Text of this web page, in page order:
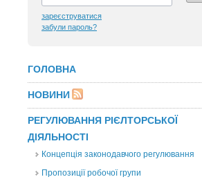
зареєструватися
забули пароль?
ГОЛОВНА
НОВИНИ
РЕГУЛЮВАННЯ РІЄЛТОРСЬКОЇ
ДІЯЛЬНОСТІ
Концепція законодавчого регулювання
Пропозиції робочої групи